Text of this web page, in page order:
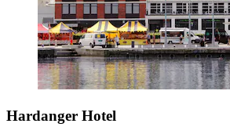
Hardanger Hotel